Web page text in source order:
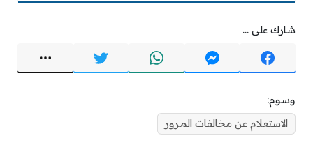
شارك على ...
وسوم:
الاستعلام عن مخالفات المرور